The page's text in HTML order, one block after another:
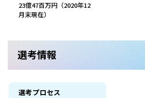
23億47百万円（2020年12
月末現在）
選考情報
選考プロセス